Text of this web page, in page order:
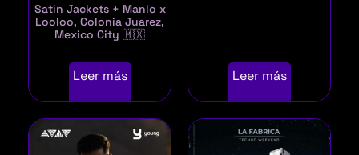
Satin Jackets + Manlo x
Looloo, Colonia Juarez,
Mexico City 🇲🇽
Leer más Leer más